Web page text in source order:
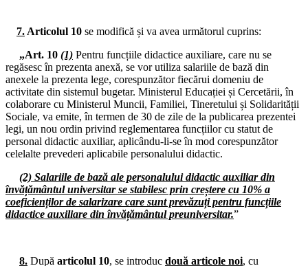
Comisia Paritară de la nivelul I.S.J. Hunedoara
12.11.2024
Consiliul de administrație al I.S.J. Hunedoara
06.11.2024
Biroul Executiv S.I.P. Județul Hunedoara
04.11.2024
Consiliul de administrație al I.S.J. Hunedoara
Activități sportive în cadrul „Cupei educatorului 2024”
18.10.2024
Cupa Educatorului 2024: competiția băieților
7. Articolul 10 se modifică și va avea următorul cuprins:
„Art. 10 (1) Pentru funcțiile didactice auxiliare, care nu se
regăsesc în prezenta anexă, se vor utiliza salariile de bază din
anexele la prezenta lege, corespunzător fiecărui domeniu de
activitate din sistemul bugetar. Ministerul Educației și Cercetării, în
colaborare cu Ministerul Muncii, Familiei, Tineretului și Solidarității
Sociale, va emite, în termen de 30 de zile de la publicarea prezentei
legi, un nou ordin privind reglementarea funcțiilor cu statut de
personal didactic auxiliar, aplicându-li-se în mod corespunzător
celelalte prevederi aplicabile personalului didactic.
(2) Salariile de bază ale personalului didactic auxiliar din
învățământul universitar se stabilesc prin creștere cu 10% a
coeficienților de salarizare care sunt prevăzuți pentru funcțiile
didactice auxiliare din învățământul preuniversitar.”
8. După articolul 10, se introduc două articole noi, cu